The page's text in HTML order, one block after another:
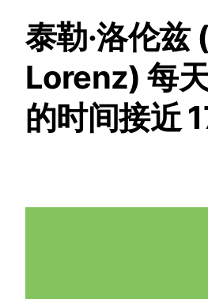
泰勒·洛伦兹
Lorenz) 每
的时间接近